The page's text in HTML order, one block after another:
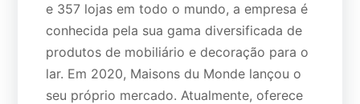
e 357 lojas em todo o mundo, a empresa é
conhecida pela sua gama diversificada de
produtos de mobiliário e decoração para o
lar. Em 2020, Maisons du Monde lançou o
seu próprio mercado. Atualmente, oferece